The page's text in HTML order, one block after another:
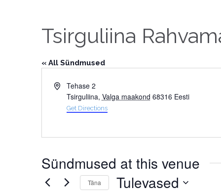
Tsirguliina
« All Sündmused
AddressTehase 2
Tsirguliina, Valga maakond 68316 Eesti
Get Directions
Sündmused at this venue
Täna Tulevased